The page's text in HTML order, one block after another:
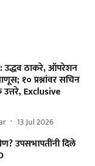
उद्धव ठाकरे, ऑपरेशन
१० प्रश्नांवर सचिन
उत्तरे, Exclusive
13 Jul 2026
उपसभापतींनी दिले